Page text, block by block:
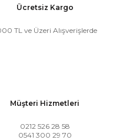
Ücretsiz Kargo
TL ve Üzeri Alışverişlerde
Müşteri Hizmetleri
0212 526 28 58
0541 300 29 70